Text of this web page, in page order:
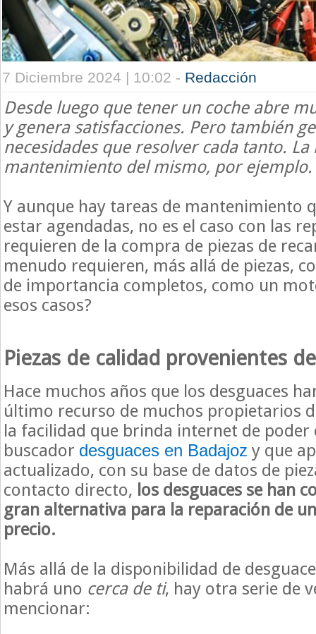
7 Diciembre 2024 | 10:02 - Redacción
Desde luego que tener un coche abre
y genera satisfacciones. Pero también
necesidades que resolver cada tanto.
mantenimiento del mismo, por ejemplo.
Y aunque hay tareas de mantenimiento
estar agendadas, no es el caso con las
requieren de la compra de piezas de
menudo requieren, más allá de piezas,
de importancia completos, como un
esos casos?
Piezas de calidad provenientes
Hace muchos años que los desguaces
último recurso de muchos propietarios
la facilidad que brinda internet de poder
buscador desguaces en Badajoz y que
actualizado, con su base de datos de
contacto directo, los desguaces se han
gran alternativa para la reparación de
precio.
Más allá de la disponibilidad de
habrá uno cerca de ti, hay otra serie de
mencionar: